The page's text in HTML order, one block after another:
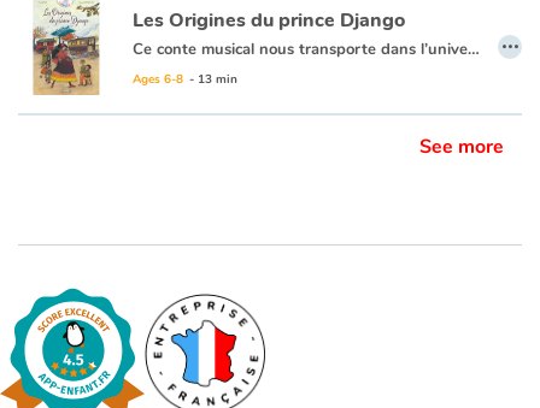
Les Origines du prince Django
Ce conte musical nous transporte dans l’univers des Tziganes, hommes et femmes libres qui voyagent en roulottes. Depuis quelques temps, Laurence est triste. Elle n’arrive pas à avoir d’enfant. Malgré la magie et l’aide des femmes âgées qui l’entourent, le bébé ne vient pas. Laurence se rend alors chez Tchouna, la magicienne du camp qui prédit l’avenir avec son « Ragoune ». Celle-ci lui annonce qu’elle aura bien un enfant, mais un enfant différent...
Ages 6-8 - 13 min
…
See more